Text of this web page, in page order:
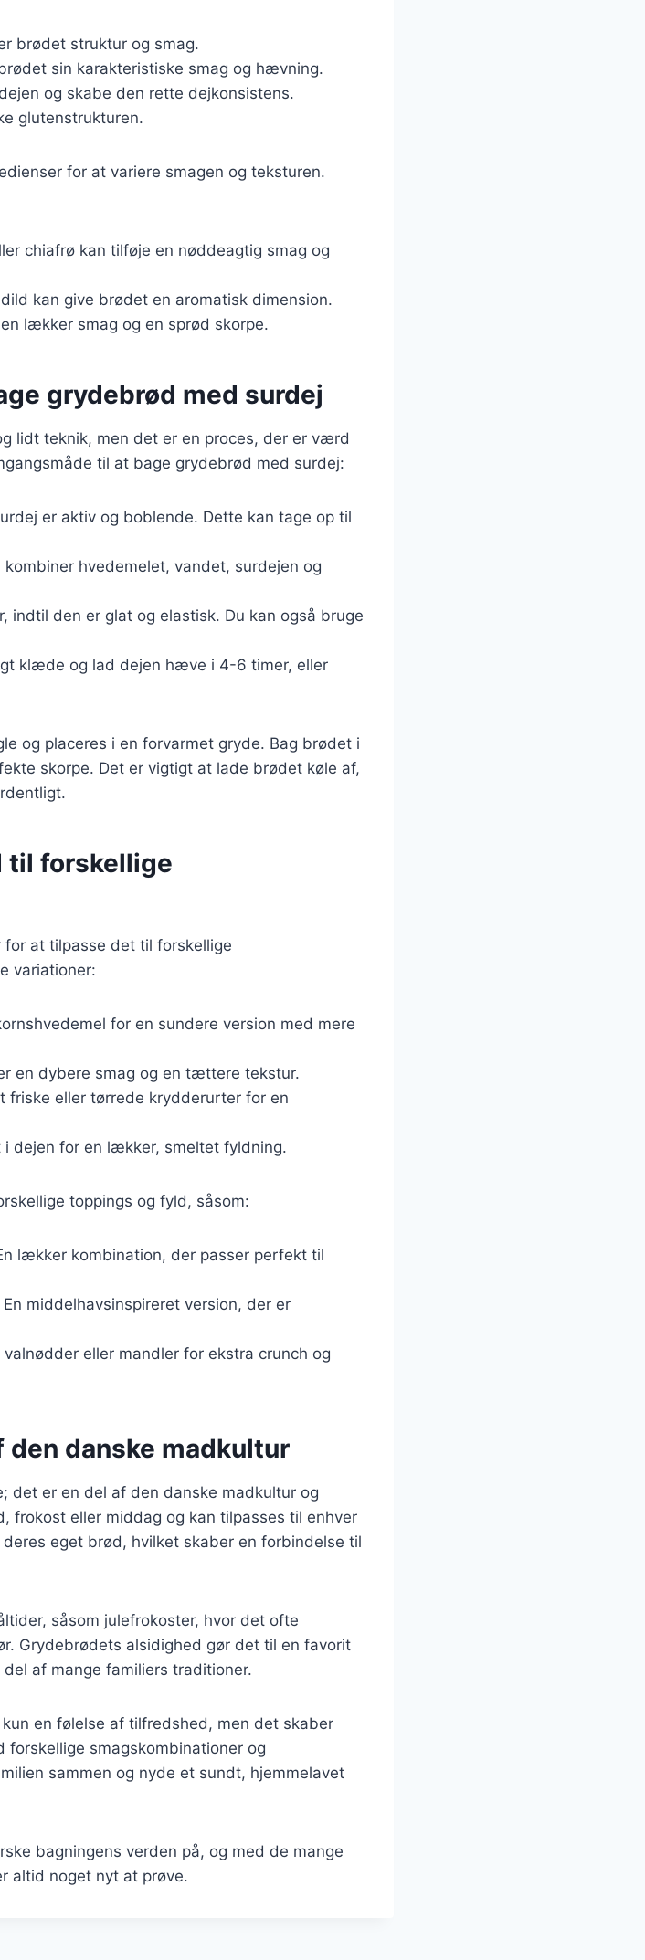
brødet struktur og smag.
sin karakteristiske smag og hævning.
og skabe den rette dejkonsistens.
glutenstrukturen.
for at variere smagen og teksturen.
chiafrø kan tilføje en nøddeagtig smag og
kan give brødet en aromatisk dimension.
lækker smag og en sprød skorpe.
grydebrød med surdej
lidt teknik, men det er en proces, der er værd
til at bage grydebrød med surdej:
er aktiv og boblende. Dette kan tage op til
kombiner hvedemelet, vandet, surdejen og
indtil den er glat og elastisk. Du kan også bruge
klæde og lad dejen hæve i 4-6 timer, eller
og placeres i en forvarmet gryde. Bag brødet i
skorpe. Det er vigtigt at lade brødet køle af,
til forskellige
at tilpasse det til forskellige
variationer:
for en sundere version med mere
en dybere smag og en tættere tekstur.
friske eller tørrede krydderurter for en
dejen for en lækker, smeltet fyldning.
toppings og fyld, såsom:
lækker kombination, der passer perfekt til
En middelhavsinspireret version, der er
valnødder eller mandler for ekstra crunch og
den danske madkultur
det er en del af den danske madkultur og
frokost eller middag og kan tilpasses til enhver
eget brød, hvilket skaber en forbindelse til
såsom julefrokoster, hvor det ofte
Grydebrødets alsidighed gør det til en favorit
af mange familiers traditioner.
en følelse af tilfredshed, men det skaber
forskellige smagskombinationer og
sammen og nyde et sundt, hjemmelavet
bagningens verden på, og med de mange
altid noget nyt at prøve.